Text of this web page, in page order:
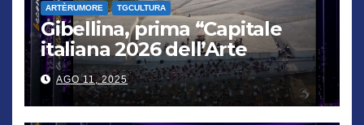
ARTÈRUMORE TGCULTURA
Gibellina, prima “Capitale
italiana 2026 dell’Arte
contemporanea”
AGO 11, 2025